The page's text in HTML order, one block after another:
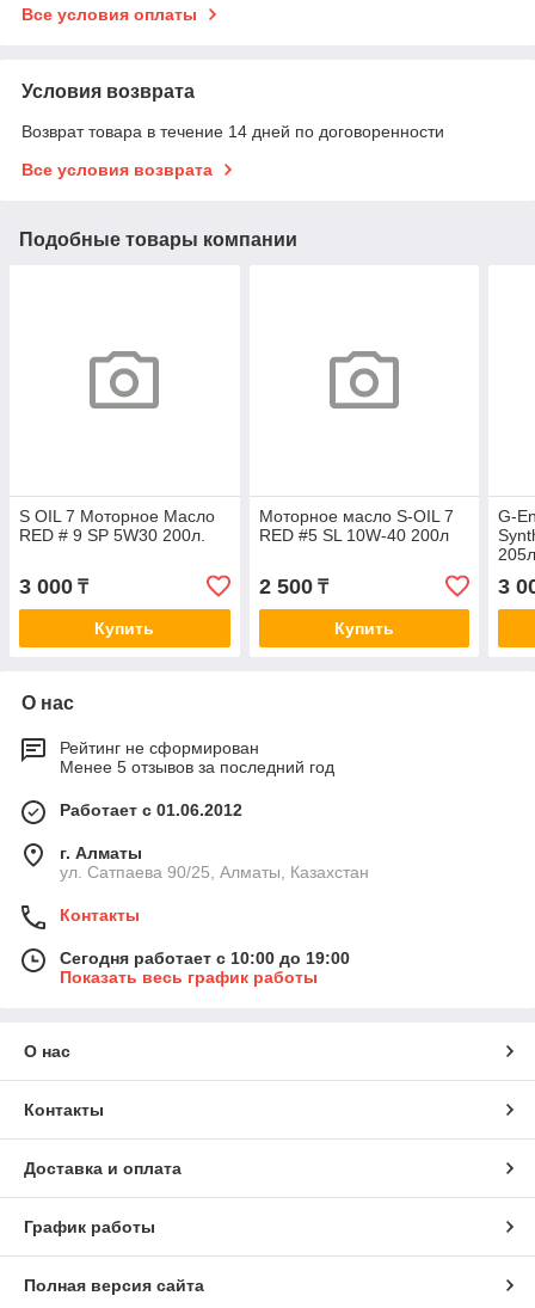
Все условия оплаты
Условия возврата
Возврат товара в течение 14 дней по договоренности
Все условия возврата
Подобные товары компании
S OIL 7 Моторное Масло
RED # 9 SP 5W30 200л.
3 000 ₸
Купить
Моторное масло S-OIL 7
RED #5 SL 10W-40 200л
2 500₸
Купить
G-
3
О нас
Рейтинг не сформирован
Менее 5 отзывов за последний год
Работает с 01.06.2012
г. Алматы
ул. Сатпаева 90/25, Алматы, Казахстан
Контакты
Сегодня работает с 10:00 до 19:00
Показать весь график работы
О нас
Контакты
Доставка и оплата
График работы
Полная версия сайта